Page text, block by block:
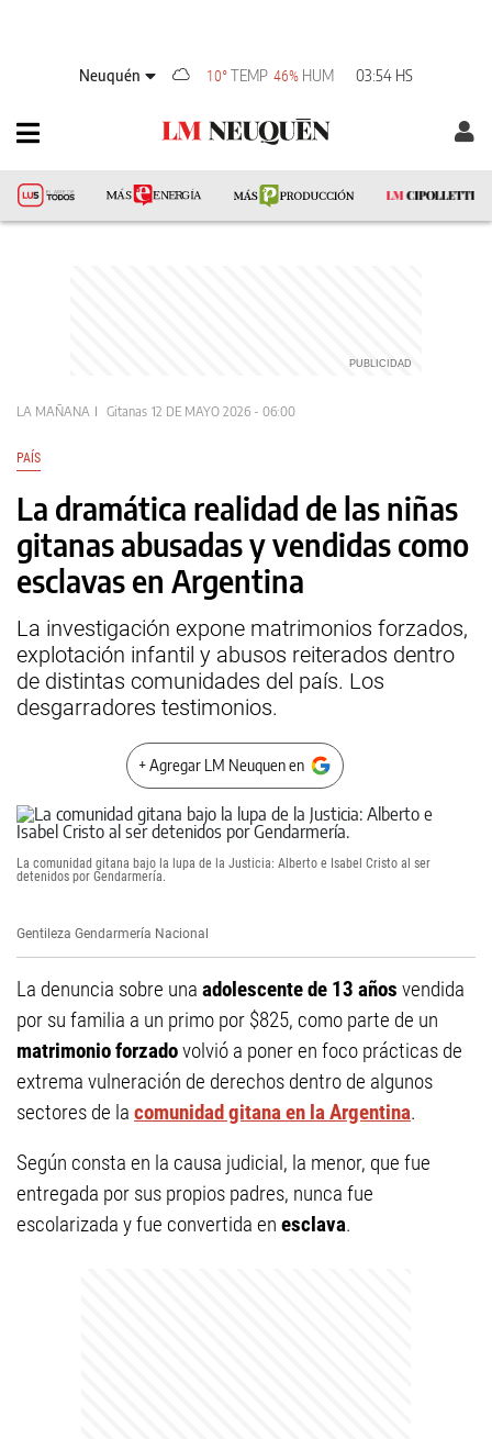
Neuquén 10°TEMP 46% HUM 03:54 HS
LA MAÑANA Gitanas 12 DE MAYO 2026 - 06:00
PAÍS
La dramática realidad de las niñas
gitanas abusadas y vendidas como
esclavas en Argentina
La investigación expone matrimonios forzados,
explotación infantil y abusos reiterados dentro
de distintas comunidades del país. Los
desgarradores testimonios.
+ Agregar LM Neuquen en
La comunidad gitana bajo la lupa de la Justicia: Alberto e Isabel Cristo al ser
detenidos por Gendarmería.
Gentileza Gendarmería Nacional
La denuncia sobre una adolescente de 13 años vendida
por su familia a un primo por $825, como parte de un
matrimonio forzadovolvió a poner en foco prácticas de
extrema vulneración de derechos dentro de algunos
sectores de la comunidad gitana en la Argentina.
Según consta en la causa judicial, la menor, que fue
entregada por sus propios padres, nunca fue
escolarizada y fue convertida en esclava.